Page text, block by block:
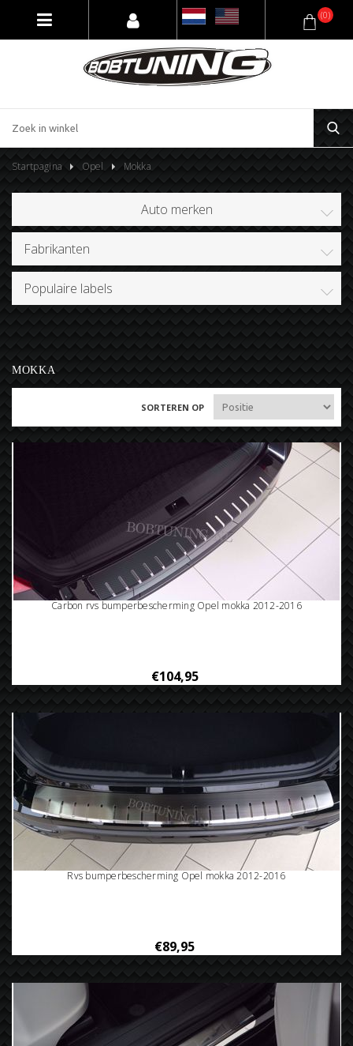
(0)
Startpagina Opel Mokka
Auto merken
Fabrikanten
Populaire labels
MOKKA
SORTEREN OP
Carbon rvs bumperbescherming Opel mokka 2012-2016
€104,95
Rvs bumperbescherming Opel mokka 2012-2016
€89,95